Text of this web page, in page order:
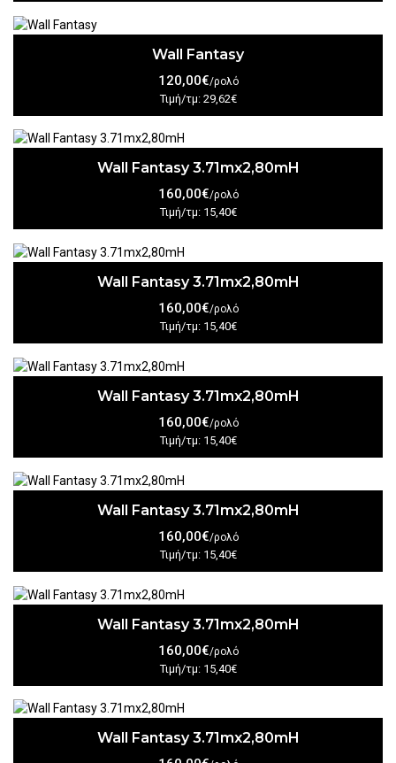
Wall Fantasy
120,00€/ρολό
Τιμή/τμ: 29,62€
Wall Fantasy 3.71mx2,80mH
160,00€/ρολό
Τιμή/τμ: 15,40€
Wall Fantasy 3.71mx2,80mH
160,00€/ρολό
Τιμή/τμ: 15,40€
Wall Fantasy 3.71mx2,80mH
160,00€/ρολό
Τιμή/τμ: 15,40€
Wall Fantasy 3.71mx2,80mH
160,00€/ρολό
Τιμή/τμ: 15,40€
Wall Fantasy 3.71mx2,80mH
160,00€/ρολό
Τιμή/τμ: 15,40€
Wall Fantasy 3.71mx2,80mH